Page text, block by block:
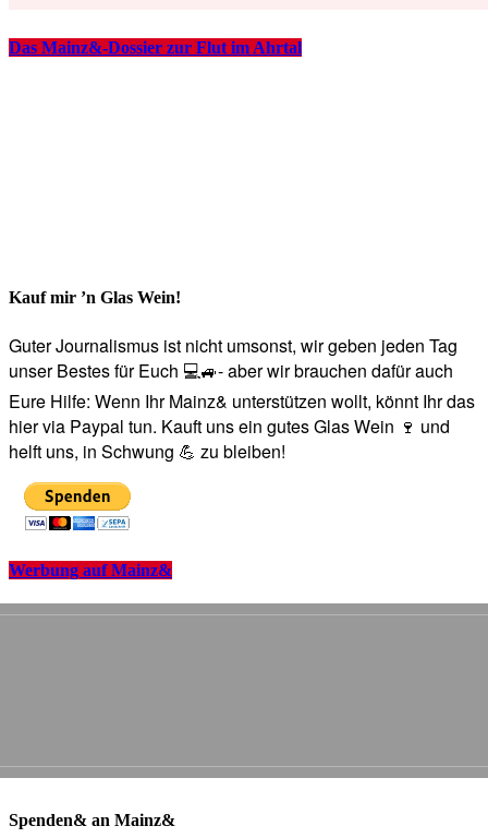
Das Mainz&-Dossier zur Flut im Ahrtal
Kauf mir ’n Glas Wein!
Guter Journalismus ist nicht umsonst, wir geben jeden Tag
unser Bestes für Euch 💻🚙- aber wir brauchen dafür auch
Eure Hilfe: Wenn Ihr Mainz& unterstützen wollt, könnt Ihr das
hier via Paypal tun. Kauft uns ein gutes Glas Wein 🍷 und
helft uns, in Schwung 💪 zu bleiben!
Werbung auf Mainz&
Spenden& an Mainz&